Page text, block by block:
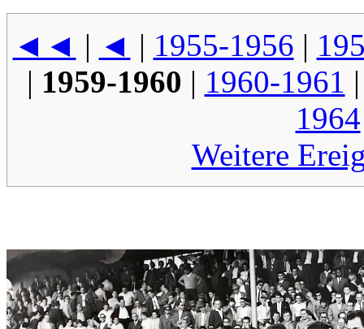
◄◄ | ◄ | 1955-1956 |
| 1959-1960 | 1960-1961
1964
Weitere